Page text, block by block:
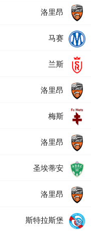
洛里昂
马赛
兰斯
洛里昂
梅斯
洛里昂
圣埃蒂安
洛里昂
斯特拉斯堡